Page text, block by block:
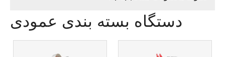
دستگاه بسته بندی عمودی